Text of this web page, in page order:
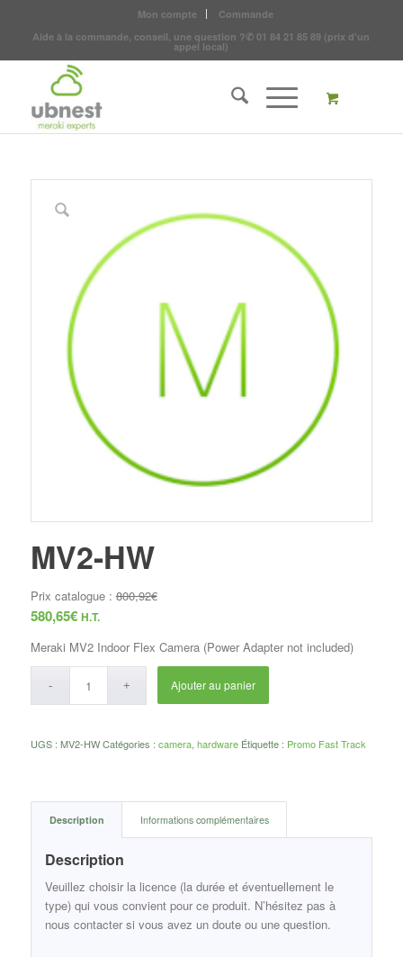
Mon compte
Commande
Aide à la commande, conseil, une question ?✆ 01 84 21 85 89 (prix d'un
appel local)
MV2-HW
Prix catalogue :800,92€
580,65€ H.T.
Meraki MV2 Indoor Flex Camera (Power Adapter not included)
Ajouter au panier
UGS : MV2-HW Catégories : camera, hardware Étiquette : Promo Fast Track
Description Informations complémentaires
Description
Veuillez choisir la licence (la durée et éventuellement le
type) qui vous convient pour ce produit. N’hésitez pas à
nous contacter si vous avez un doute ou une question.